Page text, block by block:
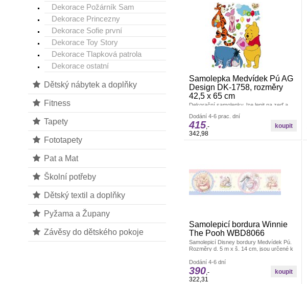
Samolepka Medvídek Pú AG
Design DK-1758, rozměry
42,5 x 65 cm
Dekorační samolepky, lze lepit na zeď a
x 65 cm. Pokud je pevná zeď, tak lze lepit i
opakovaně. nálepky se aplikují jednotlivě.
Záleží jen na Vás, jak pokojíček
vydekorujete. Materiál bez ftalátů.
Dodání 4-6 prac. dní
415,-
342,98
Samolepicí bordura Winnie
The Pooh WBD8066
Samolepicí Disney bordury Medvídek Pú.
Rozměry d. 5 m x š. 14 cm, jsou určené k
odstranění nezanechávají stopy. Český
výrobek.
Dodání 4-6 dní
390,-
322,31
Dekorace Požárník Sam
Dekorace Princezny
Dekorace Sofie první
Dekorace Toy Story
Dekorace Tlapková patrola
Dekorace ostatní
Dětský nábytek a doplňky
Fitness
Tapety
Fototapety
Pat a Mat
Školní potřeby
Dětský textil a doplňky
Pyžama a Župany
Závěsy do dětského pokoje